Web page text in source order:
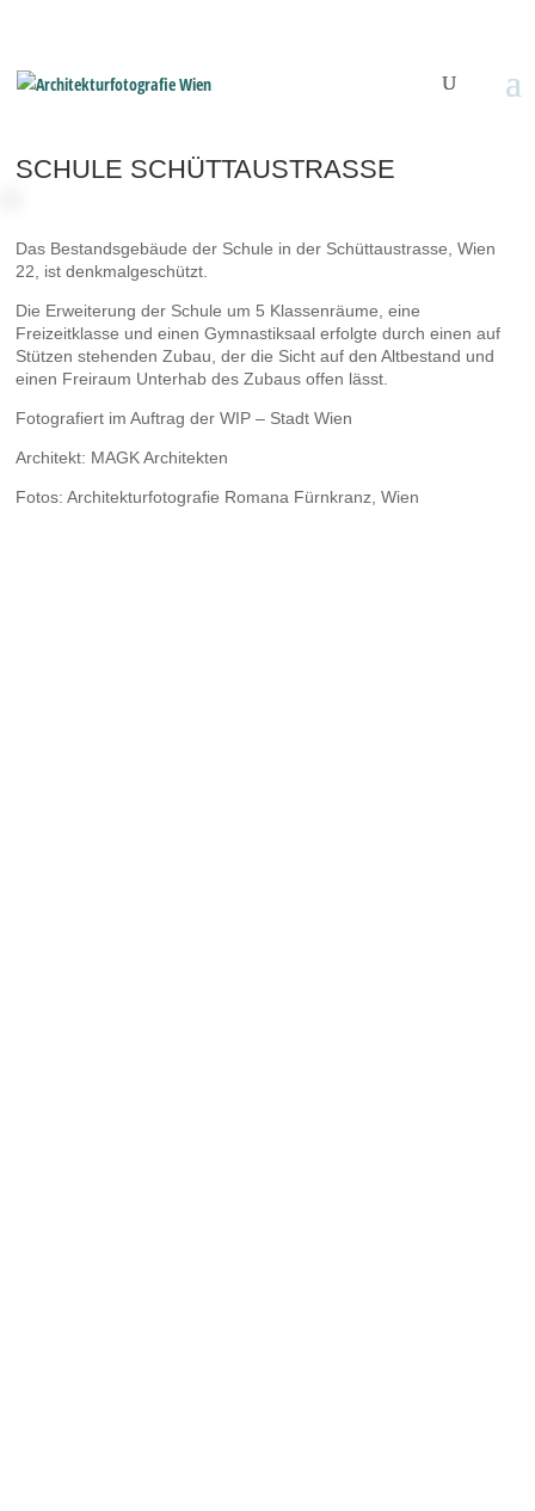
SCHULE SCHÜTTAUSTRASSE
Das Bestandsgebäude der Schule in der Schüttaustrasse, Wien
22, ist denkmalgeschützt.
Die Erweiterung der Schule um 5 Klassenräume, eine
Freizeitklasse und einen Gymnastiksaal erfolgte durch einen auf
Stützen stehenden Zubau, der die Sicht auf den Altbestand und
einen Freiraum Unterhab des Zubaus offen lässt.
Fotografiert im Auftrag der WIP – Stadt Wien
Architekt: MAGK Architekten
Fotos: Architekturfotografie Romana Fürnkranz, Wien